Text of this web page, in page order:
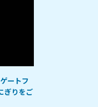
ートフ
ぎりをご